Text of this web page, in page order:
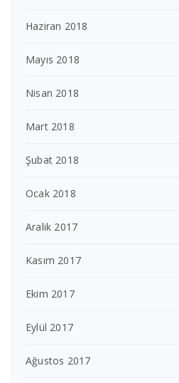
Haziran 2018
Mayıs 2018
Nisan 2018
Mart 2018
Şubat 2018
Ocak 2018
Aralık 2017
Kasım 2017
Ekim 2017
Eylül 2017
Ağustos 2017